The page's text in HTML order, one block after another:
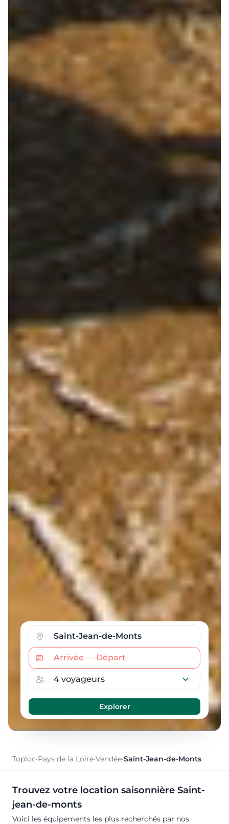
Toploc·Pays de la Loire·Vendée·Saint-Jean-de-Monts
Trouvez votre location saisonnière Saint-
jean-de-monts
Voici les équipements les plus recherchés par nos